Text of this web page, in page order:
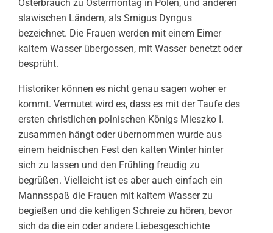
Osterbrauch zu Ostermontag in Polen, und anderen
slawischen Ländern, als Smigus Dyngus
bezeichnet. Die Frauen werden mit einem Eimer
kaltem Wasser übergossen, mit Wasser benetzt oder
besprüht.
Historiker können es nicht genau sagen woher er
kommt. Vermutet wird es, dass es mit der Taufe des
ersten christlichen polnischen Königs Mieszko I.
zusammen hängt oder übernommen wurde aus
einem heidnischen Fest den kalten Winter hinter
sich zu lassen und den Frühling freudig zu
begrüßen. Vielleicht ist es aber auch einfach ein
Mannsspaß die Frauen mit kaltem Wasser zu
begießen und die kehligen Schreie zu hören, bevor
sich da die ein oder andere Liebesgeschichte